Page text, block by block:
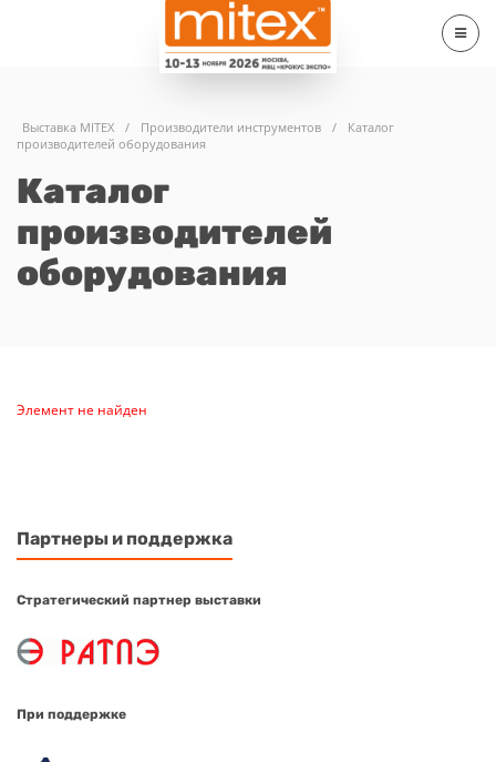
Выставка MITEX / Производители инструментов /
Каталог
производителей оборудования
Каталог
производителей
оборудования
Элемент не найден
Партнеры и поддержка
Стратегический партнер выставки
При поддержке